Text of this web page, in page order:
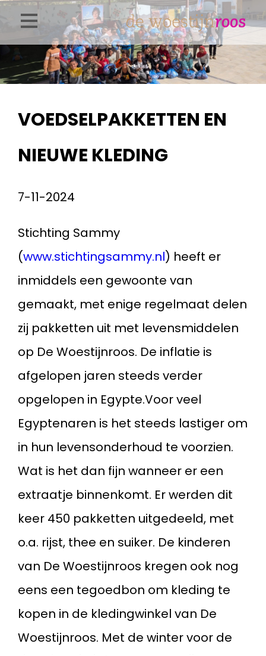
Overslaan
naar
de
gaanVOEDSELPAKKETTEN EN
NIEUWE KLEDING
7-11-2024
Stichting Sammy
(www.stichtingsammy.nl) heeft er
inmiddels een gewoonte van
gemaakt, met enige regelmaat delen
zij pakketten uit met levensmiddelen
op De Woestijnroos. De inflatie is
afgelopen jaren steeds verder
opgelopen in Egypte.Voor veel
Egyptenaren is het steeds lastiger om
in hun levensonderhoud te voorzien.
Wat is het dan fijn wanneer er een
extraatje binnenkomt. Er werden dit
keer 450 pakketten uitgedeeld, met
o.a. rijst, thee en suiker. De kinderen
van De Woestijnroos kregen ook nog
eens een tegoedbon om kleding te
kopen in de kledingwinkel van De
Woestijnroos. Met de winter voor de